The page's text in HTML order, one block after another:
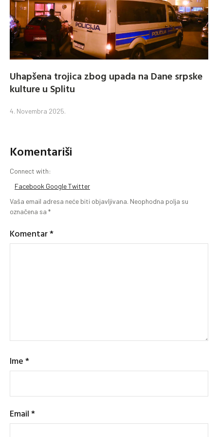
Uhapšena trojica zbog upada na Dane srpske
kulture u Splitu
4. Novembra 2025.
Komentariši
Connect with:
Facebook GoogleTwitter
Vaša email adresa neće biti objavljivana. Neophodna polja su
označena sa *
Komentar*
Ime*
Email*